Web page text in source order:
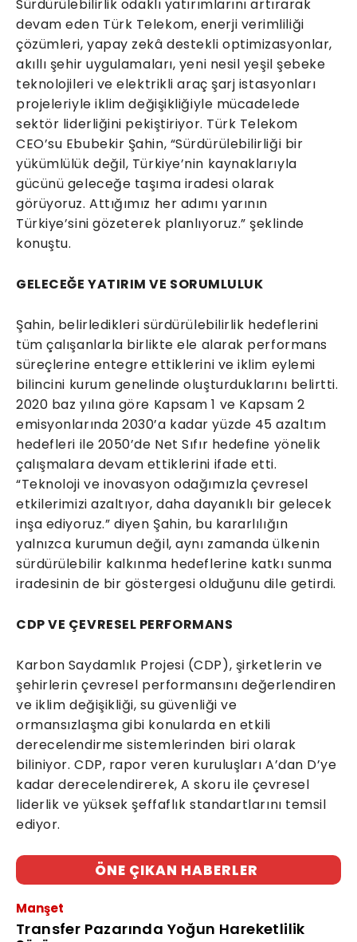
Sürdürülebilirlik odaklı yatırımlarını artırarak
devam eden Türk Telekom, enerji verimliliği
çözümleri, yapay zekâ destekli optimizasyonlar,
akıllı şehir uygulamaları, yeni nesil yeşil şebeke
teknolojileri ve elektrikli araç şarj istasyonları
projeleriyle iklim değişikliğiyle mücadelede
sektör liderliğini pekiştiriyor. Türk Telekom
CEO’su Ebubekir Şahin, “Sürdürülebilirliği bir
yükümlülük değil, Türkiye’nin kaynaklarıyla
gücünü geleceğe taşıma iradesi olarak
görüyoruz. Attığımız her adımı yarının
Türkiye’sini gözeterek planlıyoruz.” şeklinde
konuştu.
GELECEĞE YATIRIM VE SORUMLULUK
Şahin, belirledikleri sürdürülebilirlik hedeflerini
tüm çalışanlarla birlikte ele alarak performans
süreçlerine entegre ettiklerini ve iklim eylemi
bilincini kurum genelinde oluşturduklarını belirtti.
2020 baz yılına göre Kapsam 1 ve Kapsam 2
emisyonlarında 2030’a kadar yüzde 45 azaltım
hedefleri ile 2050’de Net Sıfır hedefine yönelik
çalışmalara devam ettiklerini ifade etti.
“Teknoloji ve inovasyon odağımızla çevresel
etkilerimizi azaltıyor, daha dayanıklı bir gelecek
inşa ediyoruz.” diyen Şahin, bu kararlılığın
yalnızca kurumun değil, aynı zamanda ülkenin
sürdürülebilir kalkınma hedeflerine katkı sunma
iradesinin de bir göstergesi olduğunu dile getirdi.
CDP VE ÇEVRESEL PERFORMANS
Karbon Saydamlık Projesi (CDP), şirketlerin ve
şehirlerin çevresel performansını değerlendiren
ve iklim değişikliği, su güvenliği ve
ormansızlaşma gibi konularda en etkili
derecelendirme sistemlerinden biri olarak
biliniyor. CDP, rapor veren kuruluşları A’dan D’ye
kadar derecelendirerek, A skoru ile çevresel
liderlik ve yüksek şeffaflık standartlarını temsil
ediyor.
ÖNE ÇIKAN HABERLER
Manşet
Transfer Pazarında Yoğun Hareketlilik